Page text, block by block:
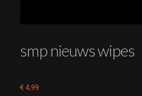
smp nieuws wipes
€ 4,99